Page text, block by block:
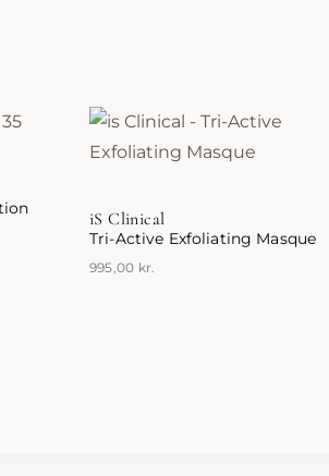
iS Clinical
Tri-Active Exfoliating Masque
995,00 kr.